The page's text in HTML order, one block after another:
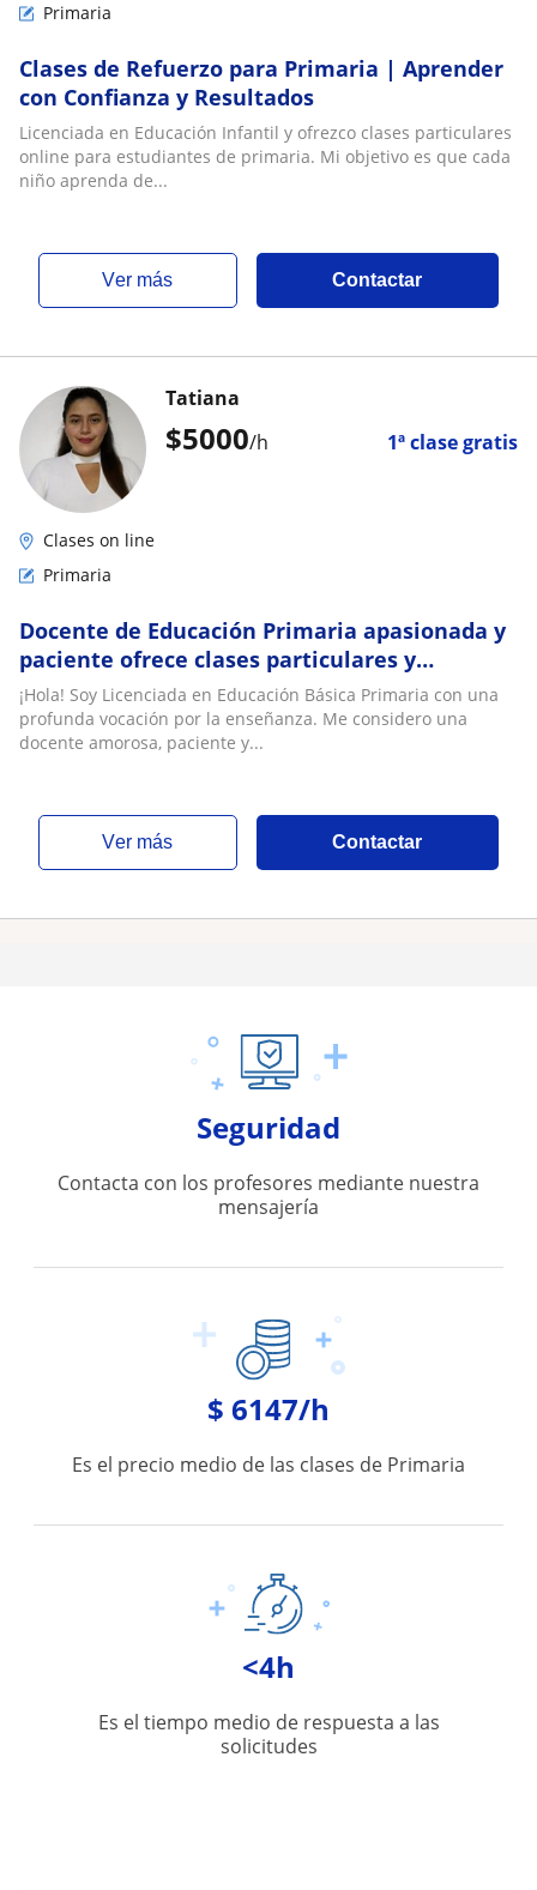
Primaria
Clases de Refuerzo para Primaria | Aprender
con Confianza y Resultados
Licenciada en Educación Infantil y ofrezco clases particulares
online para estudiantes de primaria. Mi objetivo es que cada
niño aprenda de...
ver más Contactar
$5000/h 1ª clase gratis
Tatiana
Clases on line
Primaria
Docente de Educación Primaria apasionada y
paciente ofrece clases particulares y
regularización escolar virtual
¡Hola! Soy Licenciada en Educación Básica Primaria con una
profunda vocación por la enseñanza. Me considero una
docente amorosa, paciente y...
ver más Contactar
Seguridad
Contacta con los profesores mediante nuestra
mensajería
$ 6147/h
Es el precio medio de las clases de Primaria
<4h
Es el tiempo medio de respuesta a las
solicitudes